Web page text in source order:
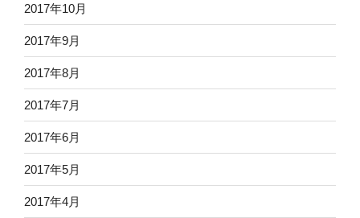
2017年10月
2017年9月
2017年8月
2017年7月
2017年6月
2017年5月
2017年4月